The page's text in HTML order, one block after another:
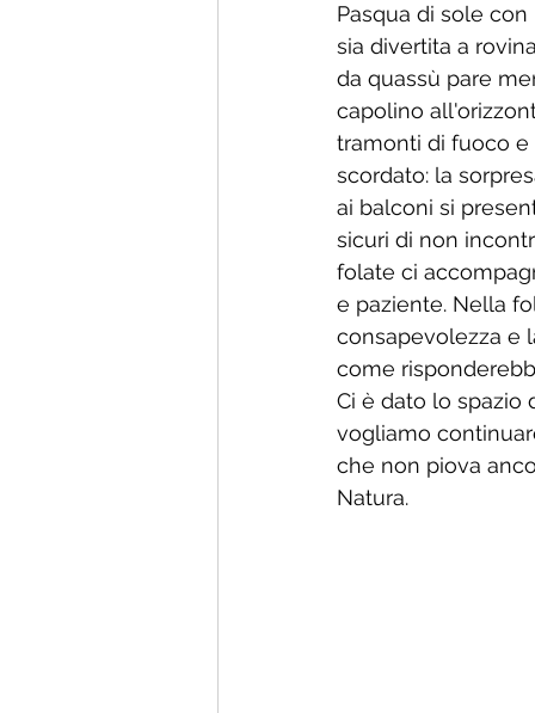
Pasqua di sole
sia divertita a
da quassù pare
capolino
tramonti di fuoco
scordato: la
ai balconi si
sicuri di non
folate ci
e paziente. Nella
consapevolezza e
come
Ci è dato lo spazio
vogliamo
che non piova
Natura.